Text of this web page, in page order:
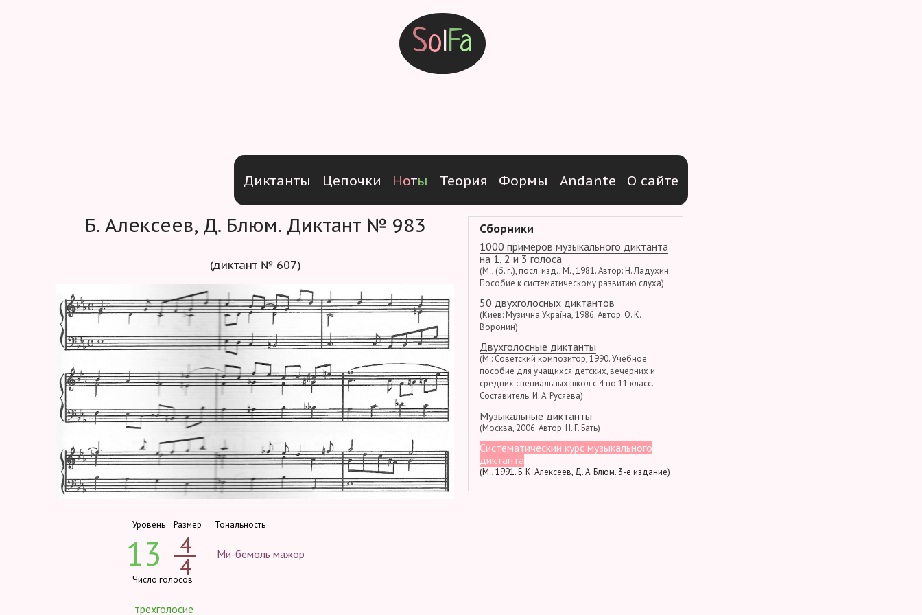
SolFa
Диктанты Цепочки Ноты Теория Формы Andante О сайте
Б. Алексеев, Д. Блюм. Диктант № 983
(диктант № 607)
Уровень
13
Размер
4
4
Тональность
Ми-бемоль мажор
Число голосов
трехголосие
Сборники
1000 примеров музыкального диктанта
на 1, 2 и 3 голоса
(М., (б. г.), посл. изд., М., 1981. Автор: Н. Ладухин.
Пособие к систематическому развитию слуха)
50 двухголосных диктантов
(Киев: Музична Україна, 1986. Автор: О. К.
Воронин)
Двухголосные диктанты
(М.: Советский композитор, 1990. Учебное
пособие для учащихся детских, вечерних и
средних специальных школ с 4 по 11 класс.
Составитель: И. А. Русяева)
Музыкальные диктанты
(Москва, 2006. Автор: Н. Г. Бать)
Систематический курс музыкального
диктанта
(М., 1991. Б. К. Алексеев, Д. А. Блюм. 3-е издание)